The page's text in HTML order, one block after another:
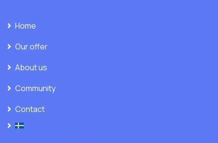
Home
Our offer
About us
Community
Contact